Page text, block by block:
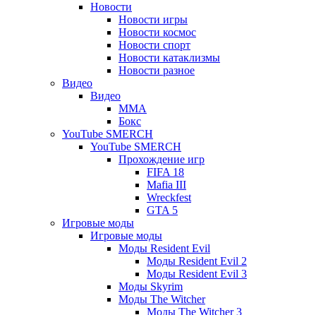
Новости
Новости игры
Новости космос
Новости спорт
Новости катаклизмы
Новости разное
Видео
Видео
ММА
Бокс
YouTube SMERCH
YouTube SMERCH
Прохождение игр
FIFA 18
Mafia III
Wreckfest
GTA 5
Игровые моды
Игровые моды
Моды Resident Evil
Моды Resident Evil 2
Моды Resident Evil 3
Моды Skyrim
Моды The Witcher
Моды The Witcher 3